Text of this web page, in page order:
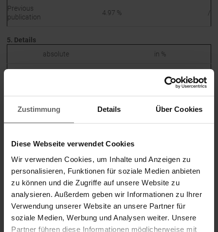
Zustimmung Details Über Cookies
Diese Webseite verwendet Cookies
Wir verwenden Cookies, um Inhalte und Anzeigen zu
personalisieren, Funktionen für soziale Medien anbieten
zu können und die Zugriffe auf unsere Website zu
analysieren. Außerdem geben wir Informationen zu Ihrer
Verwendung unserer Website an unsere Partner für
soziale Medien, Werbung und Analysen weiter. Unsere
Partner führen diese Informationen möglicherweise mit
Previous
publication
4.97 % /
5. Details
absolute
in %
or third person, Sec.
71d
501,421 %
18.06.2024 CET/CEST The EQS Distribution Services
include Regulatory Announcements, Financial/Corporate
News and Press Releases.
Archive at www.eqs-news.com